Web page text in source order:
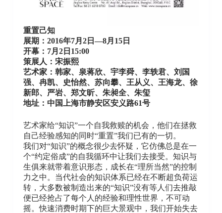
重置己知
展期：2016年7月2日—8月15日
开幕：7月2日15:00
策展人：宋振熙
艺术家： 韩家、泉蒋欣、宇李舜、李轶君、刘国
强、冉凯、史怡然、苏向攀、王从义、王海龙、徐
新郎、严岩、郑文昕、朱昶全、朱玺
地址： 中国上海市静安区安义路61号
艺术家给“知识”一个自我救赎的机会，他们在拯救
自己经验感知的同时“重置”我们已有的一切。
我们对“知识”的概念很少去怀疑，它仿佛总是在一
个“约定俗成”的自我循环中让我们去接受。知识与
生俱来就带着意识形态，成长在“理所当然”的控制
力之中。当代社会的知识体系已经在不断超负荷运
转，大多数被制造出来的“知识”没有等人们去推敲
便已经抢占了每个人的经验和理性世界，不可动
摇。快速消费时期下的巨大景观中，我们开始失去